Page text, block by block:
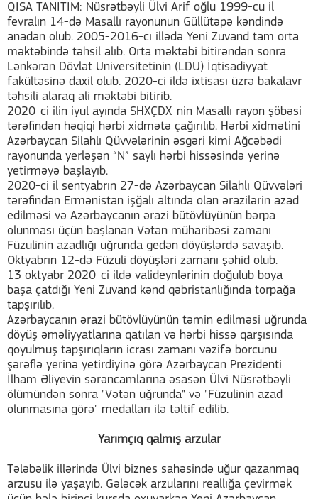
QISA TANITIM: Nüsrətbəyli Ülvi Arif oğlu 1999-cu il
fevralın 14-də Masallı rayonunun Güllütəpə kəndində
anadan olub. 2005-2016-cı illədə Yeni Zuvand tam orta
məktəbində təhsil alıb. Orta məktəbi bitirəndən sonra
Lənkəran Dövlət Universitetinin (LDU) İqtisadiyyat
fakültəsinə daxil olub. 2020-ci ildə ixtisası üzrə bakalavr
təhsili alaraq ali məktəbi bitirib.
2020-ci ilin iyul ayında SHXÇDX-nin Masallı rayon şöbəsi
tərəfindən həqiqi hərbi xidmətə çağırılıb. Hərbi xidmətini
Azərbaycan Silahlı Qüvvələrinin əsgəri kimi Ağcəbədi
rayonunda yerləşən “N” saylı hərbi hissəsində yerinə
yetirməyə başlayıb.
2020-ci il sentyabrın 27-də Azərbaycan Silahlı Qüvvələri
tərəfindən Ermənistan işğalı altında olan ərazilərin azad
edilməsi və Azərbaycanın ərazi bütövlüyünün bərpa
olunması üçün başlanan Vətən müharibəsi zamanı
Füzulinin azadlığı uğrunda gedən döyüşlərdə savaşıb.
Oktyabrın 12-də Füzuli döyüşləri zamanı şəhid olub.
13 oktyabr 2020-ci ildə valideynlərinin doğulub boya-
başa çatdığı Yeni Zuvand kənd qəbristanlığında torpağa
tapşırılıb.
Azərbaycanın ərazi bütövlüyünün təmin edilməsi uğrunda
döyüş əməliyyatlarına qatılan və hərbi hissə qarşısında
qoyulmuş tapşırıqların icrası zamanı vəzifə borcunu
şərəflə yerinə yetirdiyinə görə Azərbaycan Prezidenti
İlham Əliyevin sərəncamlarına əsasən Ülvi Nüsrətbəyli
ölümündən sonra "Vətən uğrunda" və "Füzulinin azad
olunmasına görə" medalları ilə təltif edilib.
Yarımçıq qalmış arzular
Tələbəlik illərində Ülvi biznes sahəsində uğur qazanmaq
arzusu ilə yaşayıb. Gələcək arzularını reallığa çevirmək